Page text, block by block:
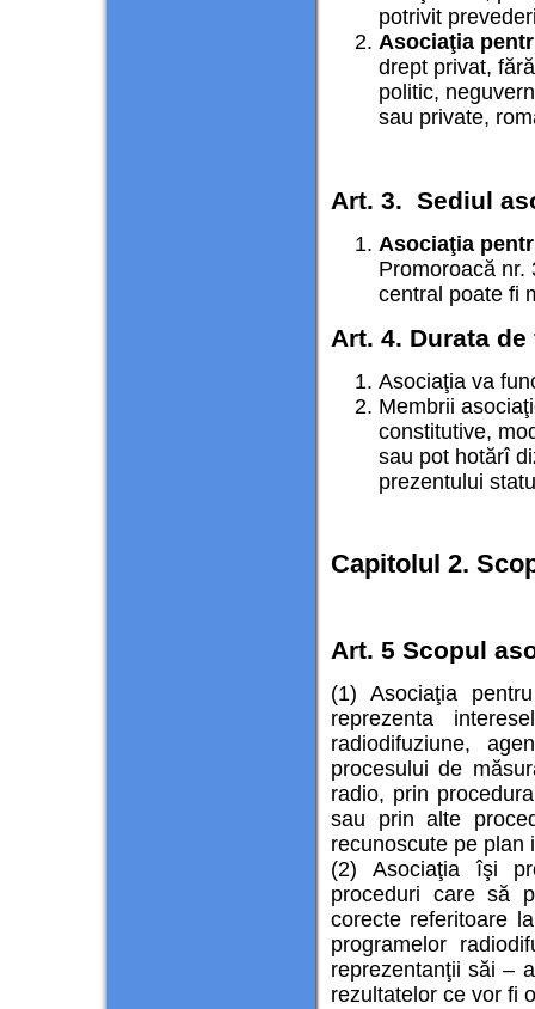
potrivit
Asociaţia
drept privat,
politic,
sau private,
Art. 3. Sediul
Asociaţia
Promoroacă nr.
central poate fi
Art. 4. Durata
Asociaţia va
Membrii
constitutive,
sau pot hotărî
prezentului
Capitolul 2.
Art. 5 Scopul
(1) Asociaţia
reprezenta
radiodifuziune,
procesului de
radio, prin
sau prin alte
recunoscute pe plan
(2) Asociaţia îşi
proceduri care să
corecte referitoare
programelor
reprezentanţii săi –
rezultatelor ce vor fi